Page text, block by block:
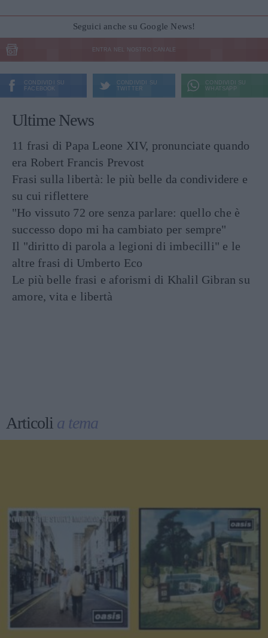
Seguici anche su Google News!
ENTRA NEL NOSTRO CANALE
CONDIVIDI SU
FACEBOOK
CONDIVIDI SU
TWITTER
CONDIVIDI SU
WHATSAPP
Ultime News
11 frasi di Papa Leone XIV, pronunciate quando
era Robert Francis Prevost
Frasi sulla libertà: le più belle da condividere e
su cui riflettere
"Ho vissuto 72 ore senza parlare: quello che è
successo dopo mi ha cambiato per sempre"
Il "diritto di parola a legioni di imbecilli" e le
altre frasi di Umberto Eco
Le più belle frasi e aforismi di Khalil Gibran su
amore, vita e libertà
Articoli a tema